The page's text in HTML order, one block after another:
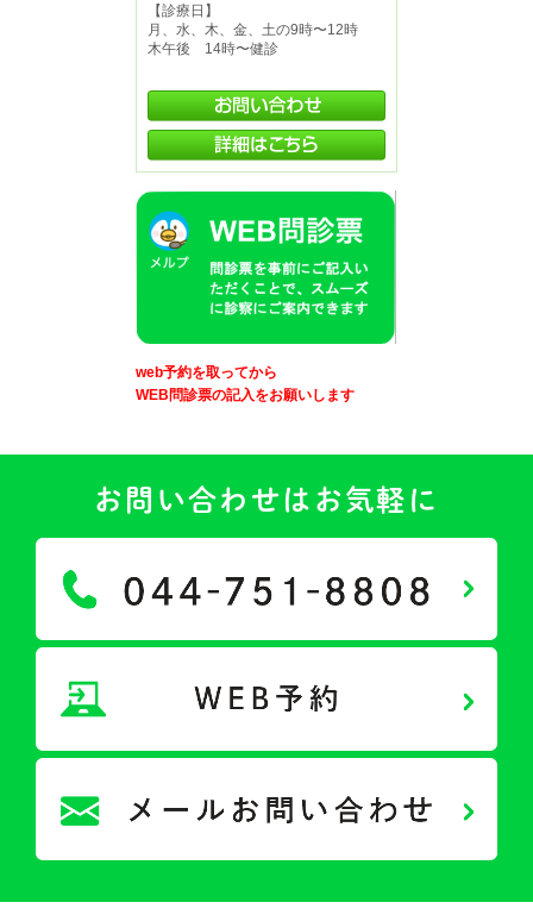
【診療日】
月、水、木、金、土の9時〜12時
木午後 14時〜健診
web予約を取ってから
WEB問診票の記入をお願いします
お問い合わせはお気軽に